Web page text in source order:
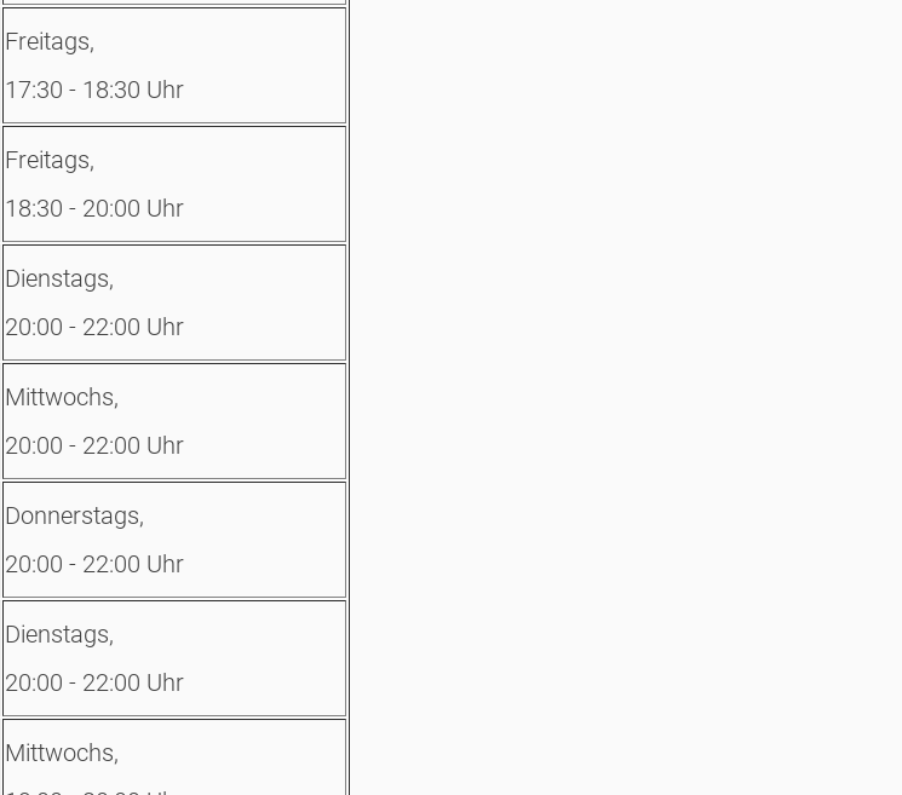
Freitags,
17:30 - 18:30 Uhr
Freitags,
18:30 - 20:00 Uhr
Dienstags,
20:00 - 22:00 Uhr
Mittwochs,
20:00 - 22:00 Uhr
Donnerstags,
20:00 - 22:00 Uhr
Dienstags,
20:00 - 22:00 Uhr
Mittwochs,